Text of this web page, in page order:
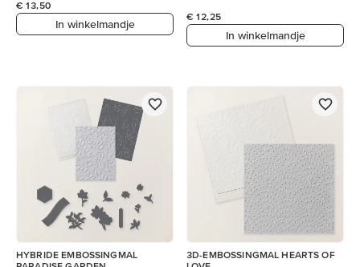
€ 13,50
In winkelmandje
€ 12,25
In winkelmandje
HYBRIDE EMBOSSINGMAL
3D-EMBOSSINGMAL HEARTS OF